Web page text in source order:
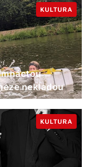
nekladou
KULTURA
KULTURA